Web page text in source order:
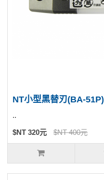
NT小型黑替刃(BA-51P)
..
$NT 320元 $NT 400元